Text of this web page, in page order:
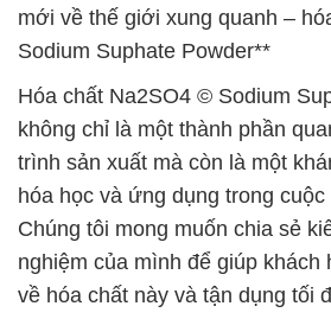
mới về thế giới xung quanh –
Sodium Suphate Powder**
Hóa chất Na2SO4 © Sodium
không chỉ là một thành phần
trình sản xuất mà còn là một
hóa học và ứng dụng trong
Chúng tôi mong muốn chia sẻ
nghiệm của mình để giúp khách
về hóa chất này và tận dụng tối